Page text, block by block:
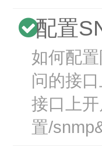
配置
如何配
问的接
接口上
置/